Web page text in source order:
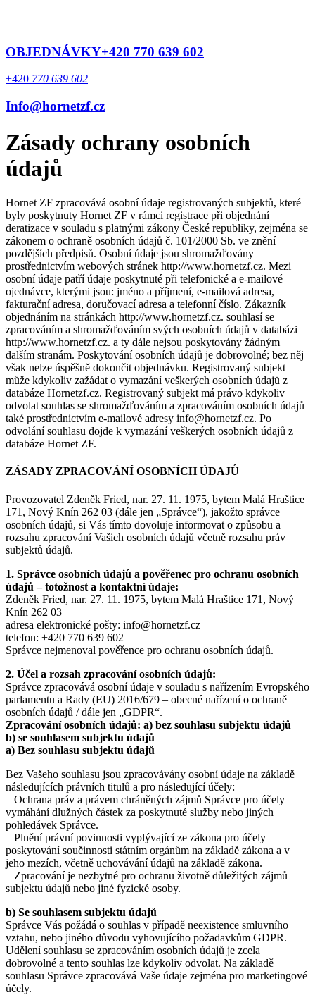
OBJEDNÁVKY+420 770 639 602
+420 770 639 602
Info@hornetzf.cz
Zásady ochrany osobních
údajů
Hornet ZF zpracovává osobní údaje registrovaných subjektů, které
byly poskytnuty Hornet ZF v rámci registrace při objednání
deratizace v souladu s platnými zákony České republiky, zejména se
zákonem o ochraně osobních údajů č. 101/2000 Sb. ve znění
pozdějších předpisů. Osobní údaje jsou shromažďovány
prostřednictvím webových stránek http://www.hornetzf.cz. Mezi
osobní údaje patří údaje poskytnuté při telefonické a e-mailové
ojednávce, kterými jsou: jméno a příjmení, e-mailová adresa,
fakturační adresa, doručovací adresa a telefonní číslo. Zákazník
objednáním na stránkách http://www.hornetzf.cz. souhlasí se
zpracováním a shromažďováním svých osobních údajů v databázi
http://www.hornetzf.cz. a ty dále nejsou poskytovány žádným
dalším stranám. Poskytování osobních údajů je dobrovolné; bez něj
však nelze úspěšně dokončit objednávku. Registrovaný subjekt
může kdykoliv zažádat o vymazání veškerých osobních údajů z
databáze Hornetzf.cz. Registrovaný subjekt má právo kdykoliv
odvolat souhlas se shromažďováním a zpracováním osobních údajů
také prostřednictvím e-mailové adresy info@hornetzf.cz. Po
odvolání souhlasu dojde k vymazání veškerých osobních údajů z
databáze Hornet ZF.
ZÁSADY ZPRACOVÁNÍ OSOBNÍCH ÚDAJŮ
Provozovatel Zdeněk Fried, nar. 27. 11. 1975, bytem Malá Hraštice
171, Nový Knín 262 03 (dále jen „Správce“), jakožto správce
osobních údajů, si Vás tímto dovoluje informovat o způsobu a
rozsahu zpracování Vašich osobních údajů včetně rozsahu práv
subjektů údajů.
1. Správce osobních údajů a pověřenec pro ochranu osobních
údajů – totožnost a kontaktní údaje:
Zdeněk Fried, nar. 27. 11. 1975, bytem Malá Hraštice 171, Nový
Knín 262 03
adresa elektronické pošty: info@hornetzf.cz
telefon: +420 770 639 602
Správce nejmenoval pověřence pro ochranu osobních údajů.
2. Účel a rozsah zpracování osobních údajů:
Správce zpracovává osobní údaje v souladu s nařízením Evropského
parlamentu a Rady (EU) 2016/679 – obecné nařízení o ochraně
osobních údajů / dále jen „GDPR“.
Zpracování osobních údajů: a) bez souhlasu subjektu údajů
b) se souhlasem subjektu údajů
a) Bez souhlasu subjektu údajů
Bez Vašeho souhlasu jsou zpracovávány osobní údaje na základě
následujících právních titulů a pro následující účely:
– Ochrana práv a právem chráněných zájmů Správce pro účely
vymáhání dlužných částek za poskytnuté služby nebo jiných
pohledávek Správce.
– Plnění právní povinnosti vyplývající ze zákona pro účely
poskytování součinnosti státním orgánům na základě zákona a v
jeho mezích, včetně uchovávání údajů na základě zákona.
– Zpracování je nezbytné pro ochranu životně důležitých zájmů
subjektu údajů nebo jiné fyzické osoby.
b) Se souhlasem subjektu údajů
Správce Vás požádá o souhlas v případě neexistence smluvního
vztahu, nebo jiného důvodu vyhovujícího požadavkům GDPR.
Udělení souhlasu se zpracováním osobních údajů je zcela
dobrovolné a tento souhlas lze kdykoliv odvolat. Na základě
souhlasu Správce zpracovává Vaše údaje zejména pro marketingové
účely.